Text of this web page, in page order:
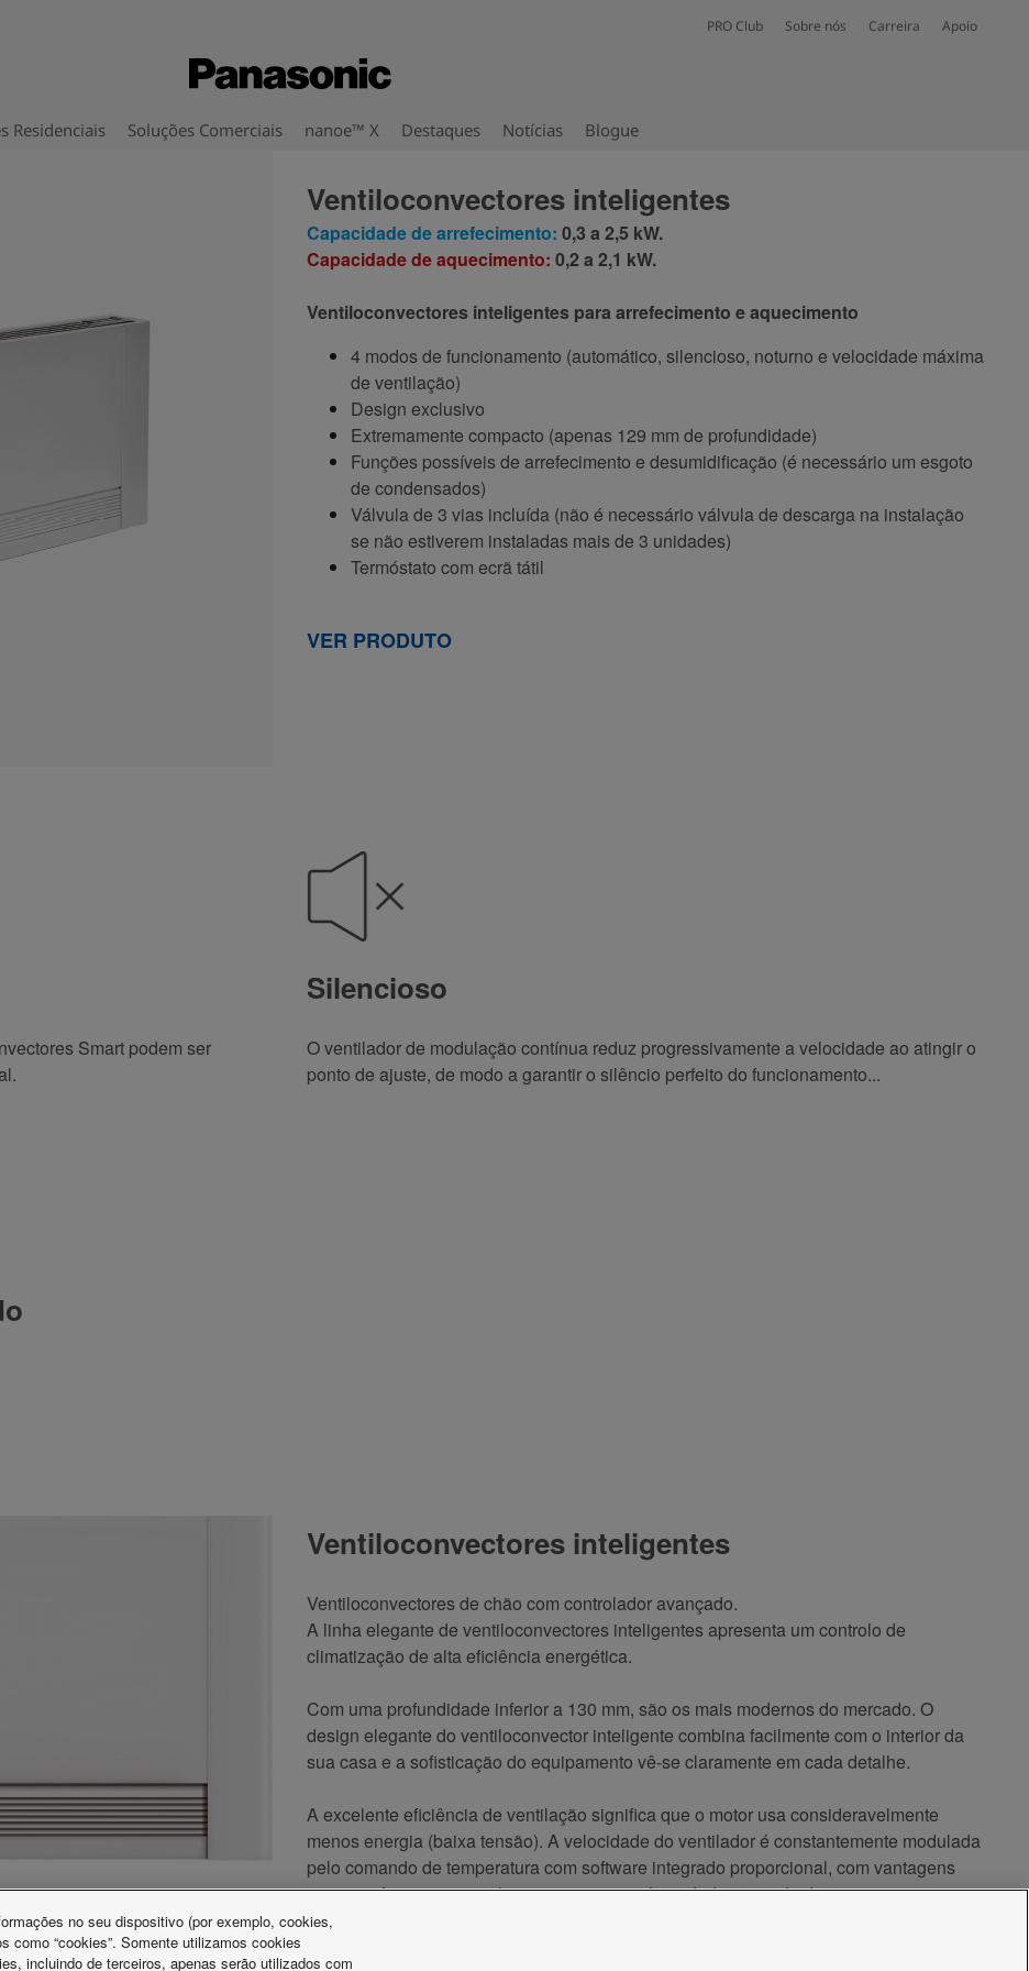
PRO Club Sobre nós Carreira Apoio
Residenciais Soluções Comerciais nanoe™ X Destaques Notícias Blogue
Ventiloconvectores inteligentes
Capacidade de arrefecimento: 0,3 a 2,5 kW.
Capacidade de aquecimento: 0,2 a 2,1 kW.
Ventiloconvectores inteligentes para arrefecimento e aquecimento
4 modos de funcionamento (automático, silencioso, noturno e velocidade máxima
de ventilação)
Design exclusivo
Extremamente compacto (apenas 129 mm de profundidade)
Funções possíveis de arrefecimento e desumidificação (é necessário um esgoto
de condensados)
Válvula de 3 vias incluída (não é necessário válvula de descarga na instalação
se não estiverem instaladas mais de 3 unidades)
Termóstato com ecrã tátil
VER PRODUTO
Smart podem ser
Silencioso
O ventilador de modulação contínua reduz progressivamente a velocidade ao atingir o
ponto de ajuste, de modo a garantir o silêncio perfeito do funcionamento...
Ventiloconvectores inteligentes
Ventiloconvectores de chão com controlador avançado.
A linha elegante de ventiloconvectores inteligentes apresenta um controlo de
climatização de alta eficiência energética.
Com uma profundidade inferior a 130 mm, são os mais modernos do mercado. O
design elegante do ventiloconvector inteligente combina facilmente com o interior da
sua casa e a sofisticação do equipamento vê-se claramente em cada detalhe.
A excelente eficiência de ventilação significa que o motor usa consideravelmente
menos energia (baixa tensão). A velocidade do ventilador é constantemente modulada
pelo comando de temperatura com software integrado proporcional, com vantagens
incontestáveis para regular a temperatura e humidade no modo de verão.
no seu dispositivo (por exemplo, cookies,
como “cookies”. Somente utilizamos cookies
incluindo de terceiros, apenas serão utilizados com